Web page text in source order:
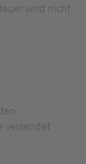
wird nicht
versendet